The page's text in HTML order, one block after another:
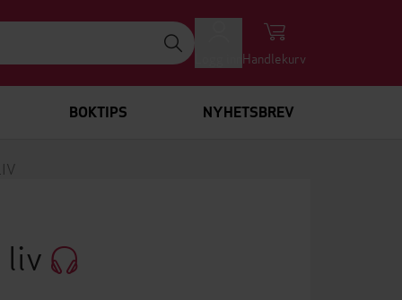
Handlekurv
BOKTIPS NYHETSBREV
liv